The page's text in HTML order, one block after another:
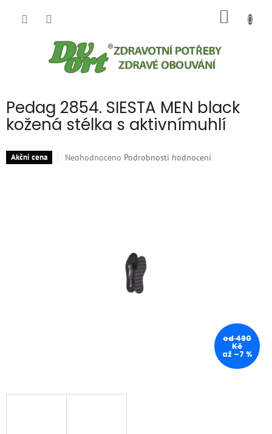
Pedag 2854. SIESTA MEN black
kožená stélka s aktivnímuhlí
Akčni cena
Průměrné
Neohodnoceno Podrobnosti hodnocení
od 490
Kč
až –7 %